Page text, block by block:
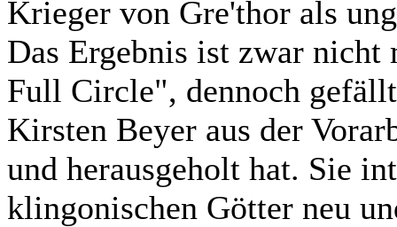
Krieger von Gre'thor als
Das Ergebnis ist zwar
Full Circle", dennoch
Kirsten Beyer aus der
und herausgeholt hat. Sie
klingonischen Götter neu